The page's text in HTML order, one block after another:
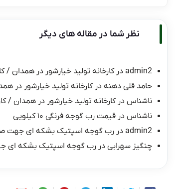
نظر شما در مقاله های دیگر
admin2 درکارخانه تولید خیارشور در همدان /
حامد قلی دهنه درکارخانه تولید خیارشور در
ناشناس درکارخانه تولید خیارشور در همدان /
ناشناس در قیمت رب گوجه فرنگی ۱۰ کیلویی
admin2 در رب گوجه اسپتیک بشکه ای جهت
چنگیز سهرابی در رب گوجه اسپتیک بشکه ای